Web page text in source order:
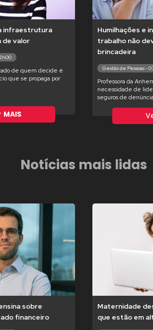
infraestrutura
de valor
de quem decide é
que se propaga por
MAIS
Humilhações e
trabalho não
brincadeira
Gestão de Pessoas -
Professora da
necessidade de
seguros de denúncia
Notícias mais lidas
sobre
financeiro
Maternidade
que estão em